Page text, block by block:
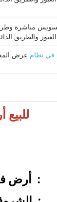
مباشرة وطريق
والطريق
في نظام عرض
للبيع أرض